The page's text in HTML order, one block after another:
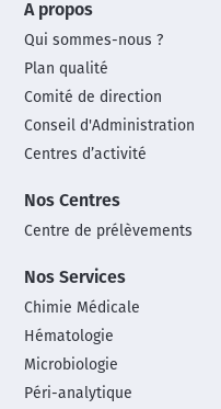
footer
menu
A propos
Qui sommes-nous ?
Plan qualité
Comité de direction
Conseil d'Administration
Centres d’activité
Nos Centres
Centre de prélèvements
Nos Services
Chimie Médicale
Hématologie
Microbiologie
Péri-analytique